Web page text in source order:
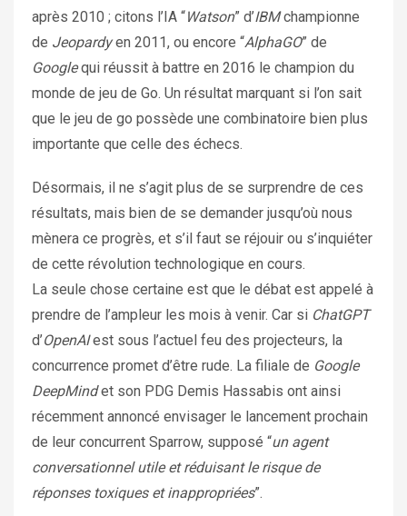
après 2010 ; citons l’IA “Watson” d’IBMchampionne
de Jeopardyen 2011, ou encore “AlphaGO” de
Googlequi réussit à battre en 2016 le champion du
monde de jeu de Go. Un résultat marquant si l’on sait
que le jeu de go possède une combinatoire bien plus
importante que celle des échecs.
Désormais, il ne s’agit plus de se surprendre de ces
résultats, mais bien de se demander jusqu’où nous
mènera ce progrès, et s’il faut se réjouir ou s’inquiéter
de cette révolution technologique en cours.
La seule chose certaine est que le débat est appelé à
prendre de l’ampleur les mois à venir. Car si ChatGPT
d’OpenAIest sous l’actuel feu des projecteurs, la
concurrence promet d’être rude. La filiale de Google
DeepMindet son PDG Demis Hassabis ont ainsi
récemment annoncé envisager le lancement prochain
de leur concurrent Sparrow, supposé “un agent
conversationnel utile et réduisant le risque de
réponses toxiques et inappropriées”.